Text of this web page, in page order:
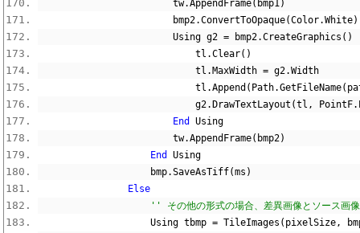
                        tw
.AppendFrame( bmp1)
                        bmp2
.ConvertToOpaque(Color.White)
                        Using g2
= bmp2.CreateGraphics ()
                            tl
.Clear()
                            tl
. MaxWidth = g2.Width
                            tl
.Append ( Path.GetFileName(
                            g2
. DrawTextLayout (tl , PointF.
End
Using
                        tw
.AppendFrame( bmp2)
End
Using
                    bmp
.SaveAsTiff(ms )
Else
'' その他の形式の場合、差異画像とソース画
                    Using tbmp
= TileImages ( pixelSize,